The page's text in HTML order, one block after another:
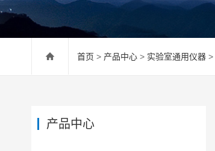
首页 > 产品中心 > 实验室通用仪器 >
产品中心